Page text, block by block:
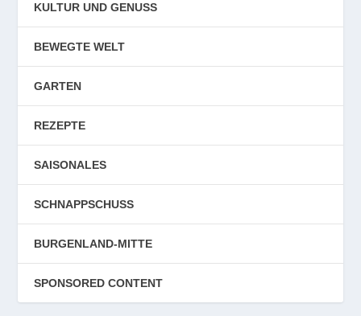
KULTUR UND GENUSS
BEWEGTE WELT
GARTEN
REZEPTE
SAISONALES
SCHNAPPSCHUSS
BURGENLAND-MITTE
SPONSORED CONTENT